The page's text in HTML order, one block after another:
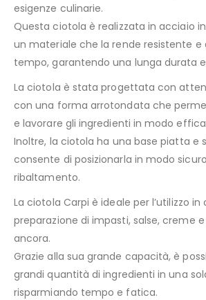
esigenze culinarie.
Questa ciotola è realizzata in acciaio
un materiale che la rende resistente e
tempo, garantendo una lunga durata
La ciotola è stata progettata con
con una forma arrotondata che
e lavorare gli ingredienti in modo
Inoltre, la ciotola ha una base piatta e
consente di posizionarla in modo
ribaltamento.
La ciotola Carpi è ideale per l’utilizzo
preparazione di impasti, salse, creme
ancora.
Grazie alla sua grande capacità, è
grandi quantità di ingredienti in una
risparmiando tempo e fatica.